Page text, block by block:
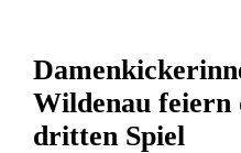
Wildenau
dritten Spiel